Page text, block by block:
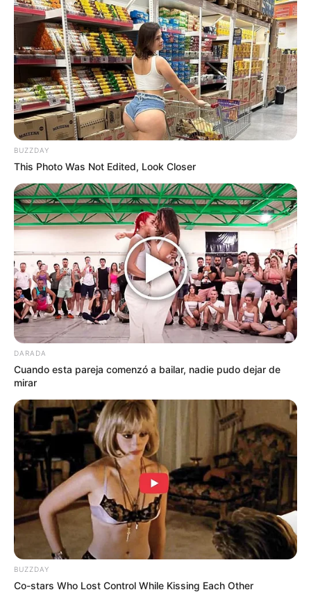
BUZZDAY
This Photo Was Not Edited, Look Closer
DARADA
Cuando esta pareja comenzó a bailar, nadie pudo dejar de
mirar
BUZZDAY
Co-stars Who Lost Control While Kissing Each Other